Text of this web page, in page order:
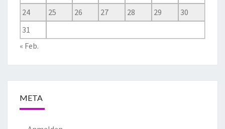
24
25 26 27 28 29
30
31
« Feb.
META